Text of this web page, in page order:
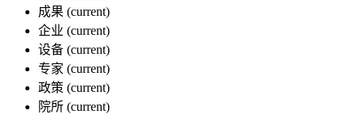
成果 (current)
企业 (current)
设备 (current)
专家 (current)
政策 (current)
院所 (current)